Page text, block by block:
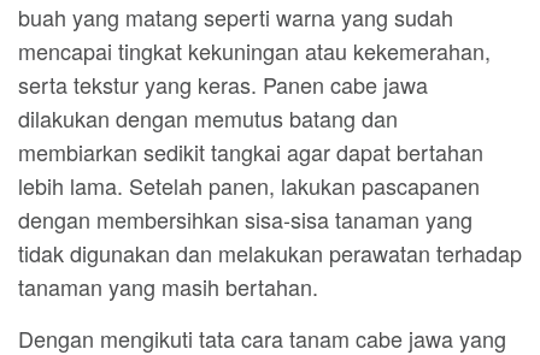
buah yang matang seperti warna yang sudah
mencapai tingkat kekuningan atau kekemerahan,
serta tekstur yang keras. Panen cabe jawa
dilakukan dengan memutus batang dan
membiarkan sedikit tangkai agar dapat bertahan
lebih lama. Setelah panen, lakukan pascapanen
dengan membersihkan sisa-sisa tanaman yang
tidak digunakan dan melakukan perawatan terhadap
tanaman yang masih bertahan.
Dengan mengikuti tata cara tanam cabe jawa yang